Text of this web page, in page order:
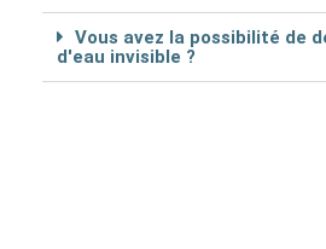
Vous avez la possibilité de
d'eau invisible ?